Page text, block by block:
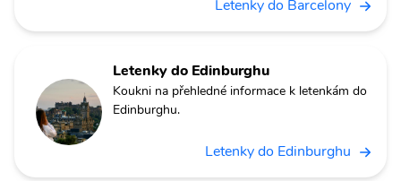
Letenky do Barcelony
Letenky do Edinburghu
Koukni na přehledné informace k letenkám do
Edinburghu.
Letenky do Edinburghu